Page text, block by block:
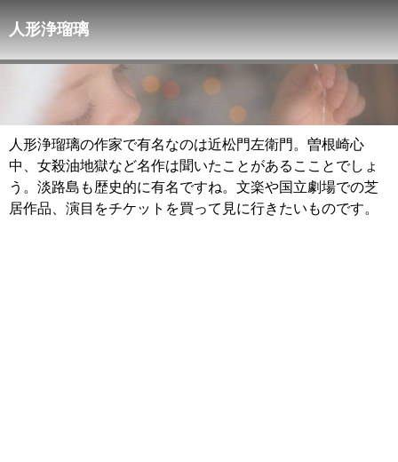
人形浄瑠璃
人形浄瑠璃の作家で有名なのは近松門左衛門。曽根崎心
中、女殺油地獄など名作は聞いたことがあるこことでしょ
う。淡路島も歴史的に有名ですね。文楽や国立劇場での芝
居作品、演目をチケットを買って見に行きたいものです。